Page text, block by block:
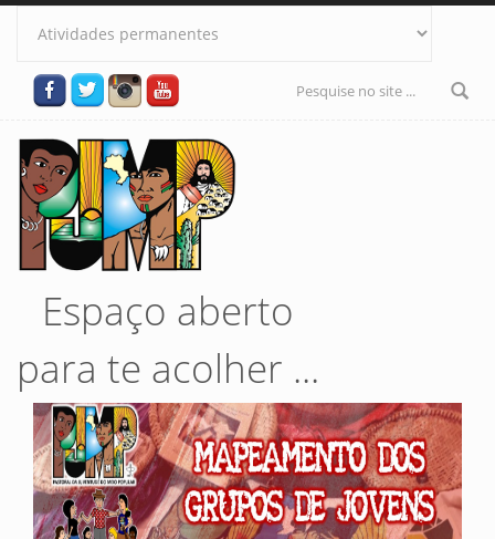
Pular para o conteúdo principal
Formulário
Espaço aberto
para te acolher ...